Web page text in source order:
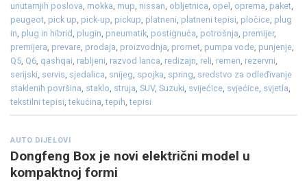
unutarnjih poslova, mokka, mup, nissan, obljetnica, opel , oprema, paket,
peugeot, pick up, pick-up, pickup, platneni, platneni tepisi, pločice, plug
in, plug in hibrid, plugin, pneumatik, postignuća, potrošnja, premijer,
premijera, prevare, prodaja, proizvodnja, promet, pumpa vode, punjenje,
Q5, Q6, qashqai, rabljeni, razvod lanca, redizajn, reli, remen, rezervni,
serijski, servis, sjedalica, snijeg, spojka, spring, sredstvo za odleđivanje
staklenih površina, staklo, struja, SUV, Suzuki, svijećice, svjećice, svjetla,
tekstilni tepisi,tekućina,tepih,tepisi
AUTO DIJELOVI
Dongfeng Box je novi električni model u
kompaktnoj formi